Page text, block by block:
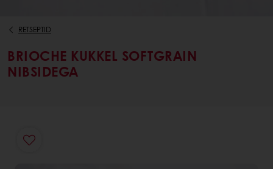
RETSEPTID
BRIOCHE KUKKEL SOFTGRAIN
NIBSIDEGA